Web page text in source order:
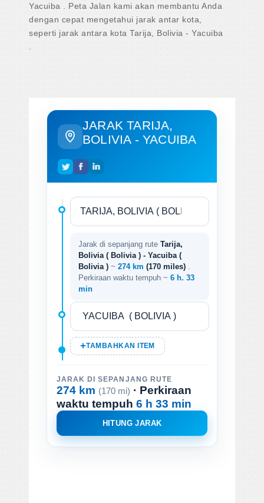
Yacuiba . Peta Jalan kami akan membantu Anda
dengan cepat mengetahui jarak antar kota,
seperti jarak antara kota Tarija, Bolivia - Yacuiba
JARAK TARIJA,
BOLIVIA - YACUIBA
Jarak di sepanjang rute Tarija,
Bolivia ( Bolivia ) - Yacuiba (
Bolivia ) ~ 274 km (170 miles)
Perkiraan waktu tempuh ~ 6 h. 33
min
TAMBAHKAN ITEM
JARAK DI SEPANJANG RUTE
274 km (170 mi) · Perkiraan
waktu tempuh 6 h 33 min
HITUNG JARAK